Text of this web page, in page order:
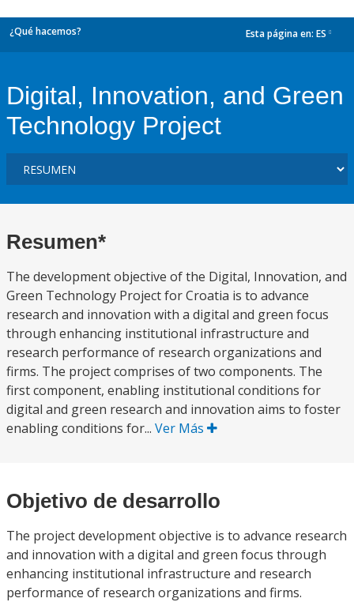
¿Qué hacemos? Esta página en: ES
Digital, Innovation, and Green
Technology Project
Resumen*
The development objective of the Digital, Innovation, and
Green Technology Project for Croatia is to advance
research and innovation with a digital and green focus
through enhancing institutional infrastructure and
research performance of research organizations and
firms. The project comprises of two components. The
first component, enabling institutional conditions for
digital and green research and innovation aims to foster
enabling conditions for... Ver Más
Objetivo de desarrollo
The project development objective is to advance research
and innovation with a digital and green focus through
enhancing institutional infrastructure and research
performance of research organizations and firms.